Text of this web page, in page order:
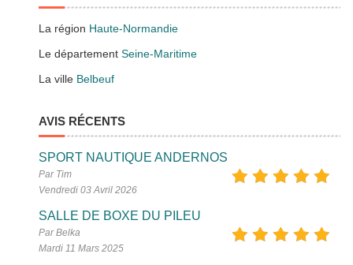
La région Haute-Normandie
Le départementSeine-Maritime
La ville Belbeuf
AVIS RÉCENTS
SPORT NAUTIQUE ANDERNOS
Par Tim
Vendredi 03 Avril 2026
SALLE DE BOXE DU PILEU
Par Belka
Mardi 11 Mars 2025